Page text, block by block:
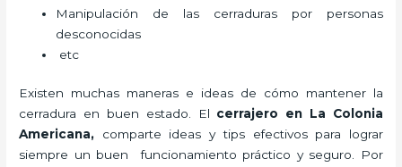
Manipulación de las cerraduras por personas
desconocidas
etc
Existen muchas maneras e ideas de cómo mantener la
cerradura en buen estado. El cerrajero en La Colonia
Americana, comparte ideas y tips efectivos para lograr
siempre un buen funcionamiento práctico y seguro. Por